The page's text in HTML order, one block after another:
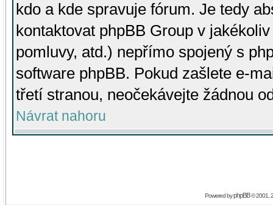
kdo a kde spravuje fórum. Je tedy
kontaktovat phpBB Group v
pomluvy, atd.) nepřímo spojený s
software phpBB. Pokud zašlete e-
třetí stranou, neočekávejte žádnou
Návrat nahoru
Powered byphpBB© 2001,